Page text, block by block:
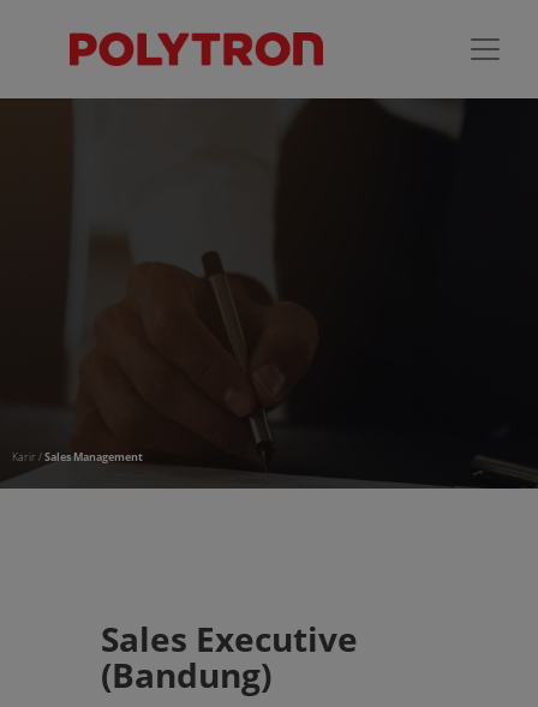
Karir /Sales Management
Sales Executive
(Bandung)